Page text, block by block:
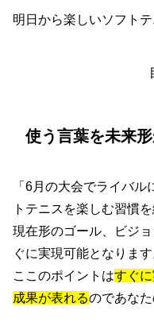
明日から楽しいソフト
使う言葉を未来
「6月の大会でライバル
トテニスを楽しむ習慣
現在形のゴール、ビジョ
ぐに実現可能となります
ここのポイントはすぐ
成果が表れるのであな